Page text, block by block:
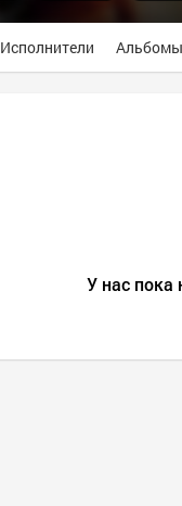
Исполнители Альбомы
У нас пока